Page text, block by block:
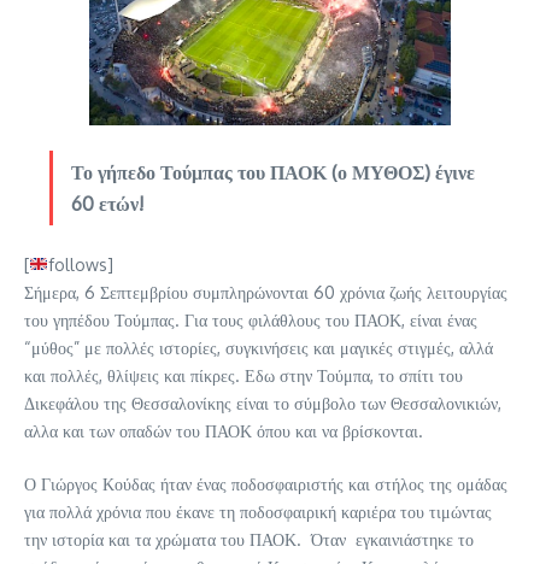
Το γήπεδο Τούμπας του ΠΑΟΚ (ο ΜΥΘΟΣ) έγινε
60 ετών!
[
follows]
Σήμερα, 6 Σεπτεμβρίου συμπληρώνονται 60 χρόνια ζωής λειτουργίας
του γηπέδου Τούμπας. Για τους φιλάθλους του ΠΑΟΚ, είναι ένας
“μύθος” με πολλές ιστορίες, συγκινήσεις και μαγικές στιγμές, αλλά
και πολλές, θλίψεις και πίκρες. Εδω στην Τούμπα, το σπίτι του
Δικεφάλου της Θεσσαλονίκης είναι το σύμβολο των Θεσσαλονικιών,
αλλα και των οπαδών του ΠΑΟΚ όπου και να βρίσκονται.
Ο Γιώργος Κούδας ήταν ένας ποδοσφαιριστής και στήλος της ομάδας
για πολλά χρόνια που έκανε τη ποδοσφαιρική καριέρα του τιμώντας
την ιστορία και τα χρώματα του ΠΑΟΚ. Όταν εγκαινιάστηκε το